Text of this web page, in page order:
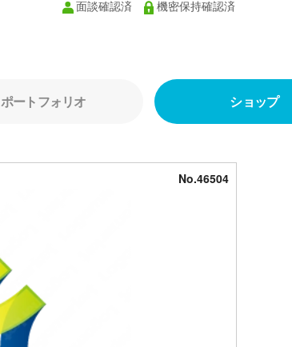
面談確認済 機密保持確認済
ポートフォリオ ショップ
No.46504